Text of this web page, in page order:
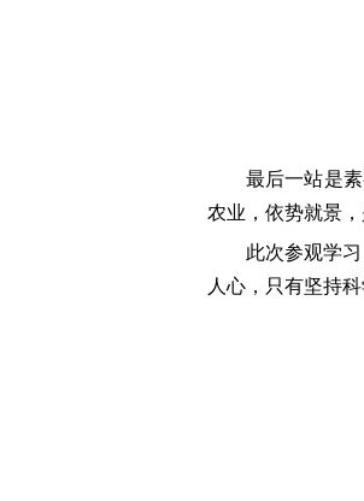
最后一站是
农业，依势就景，
此次参观学
人心，只有坚持